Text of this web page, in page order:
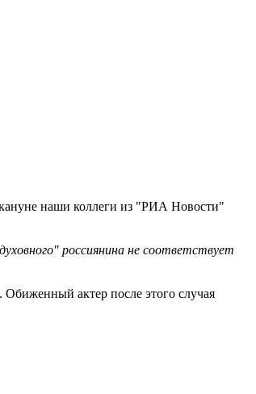
наши коллеги из "РИА Новости"
россиянина не соответствует
Обиженный актер после этого случая